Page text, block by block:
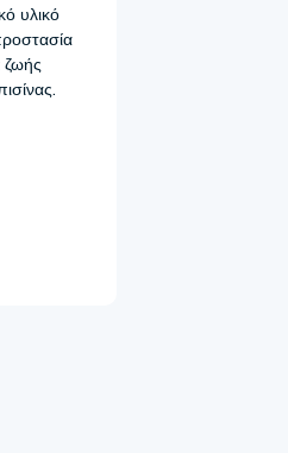
υλικό
ζωής